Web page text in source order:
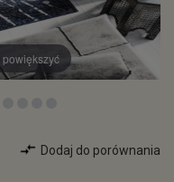
Dodaj do porównania